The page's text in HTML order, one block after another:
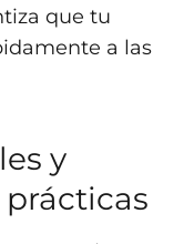
que tu
a las
y